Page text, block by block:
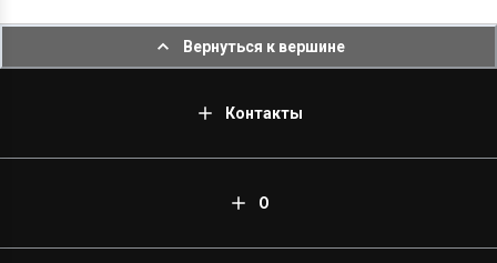
Вернуться к вершине
Контакты
О